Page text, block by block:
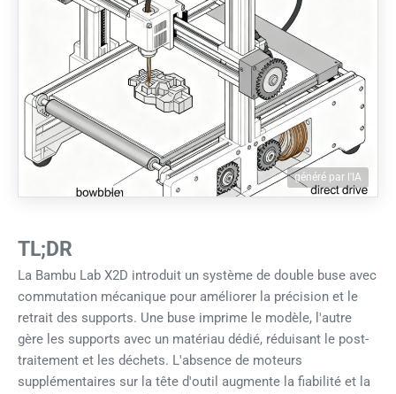
généré par l'IA
TL;DR
La Bambu Lab X2D introduit un système de double buse avec
commutation mécanique pour améliorer la précision et le
retrait des supports. Une buse imprime le modèle, l'autre
gère les supports avec un matériau dédié, réduisant le post-
traitement et les déchets. L'absence de moteurs
supplémentaires sur la tête d'outil augmente la fiabilité et la